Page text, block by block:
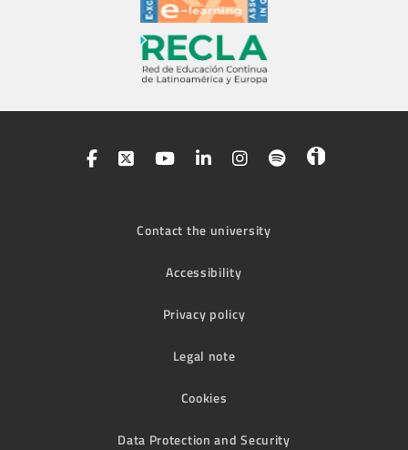
Contact the university
Accessibility
Privacy policy
Legal note
Cookies
Data Protection and Security